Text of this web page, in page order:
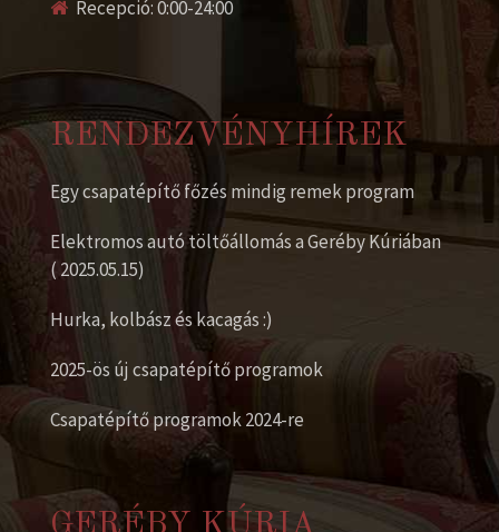
Recepció: 0:00-24:00
RENDEZVÉNYHÍREK
Egy csapatépítő főzés mindig remek program
Elektromos autó töltőállomás a Geréby Kúriában
( 2025.05.15)
Hurka, kolbász és kacagás :)
2025-ös új csapatépítő programok
Csapatépítő programok 2024-re
GERÉBY KÚRIA